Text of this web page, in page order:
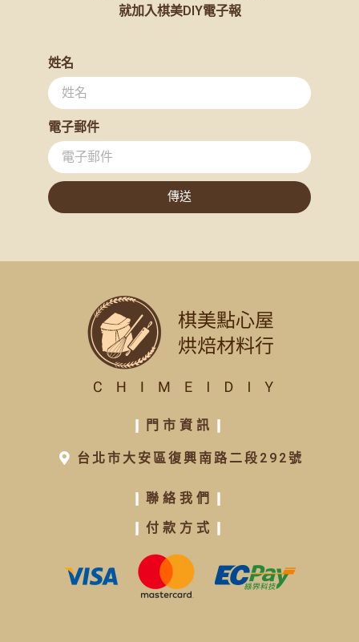
就加入棋美DIY電子報
姓名
電子郵件
傳送
門市資訊
台北市大安區復興南路二段292號
聯絡我們
付款方式